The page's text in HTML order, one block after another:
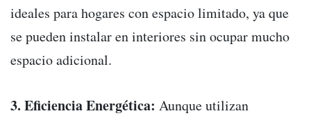
ideales para hogares con espacio limitado, ya que
se pueden instalar en interiores sin ocupar mucho
espacio adicional.
3. Eficiencia Energética: Aunque utilizan